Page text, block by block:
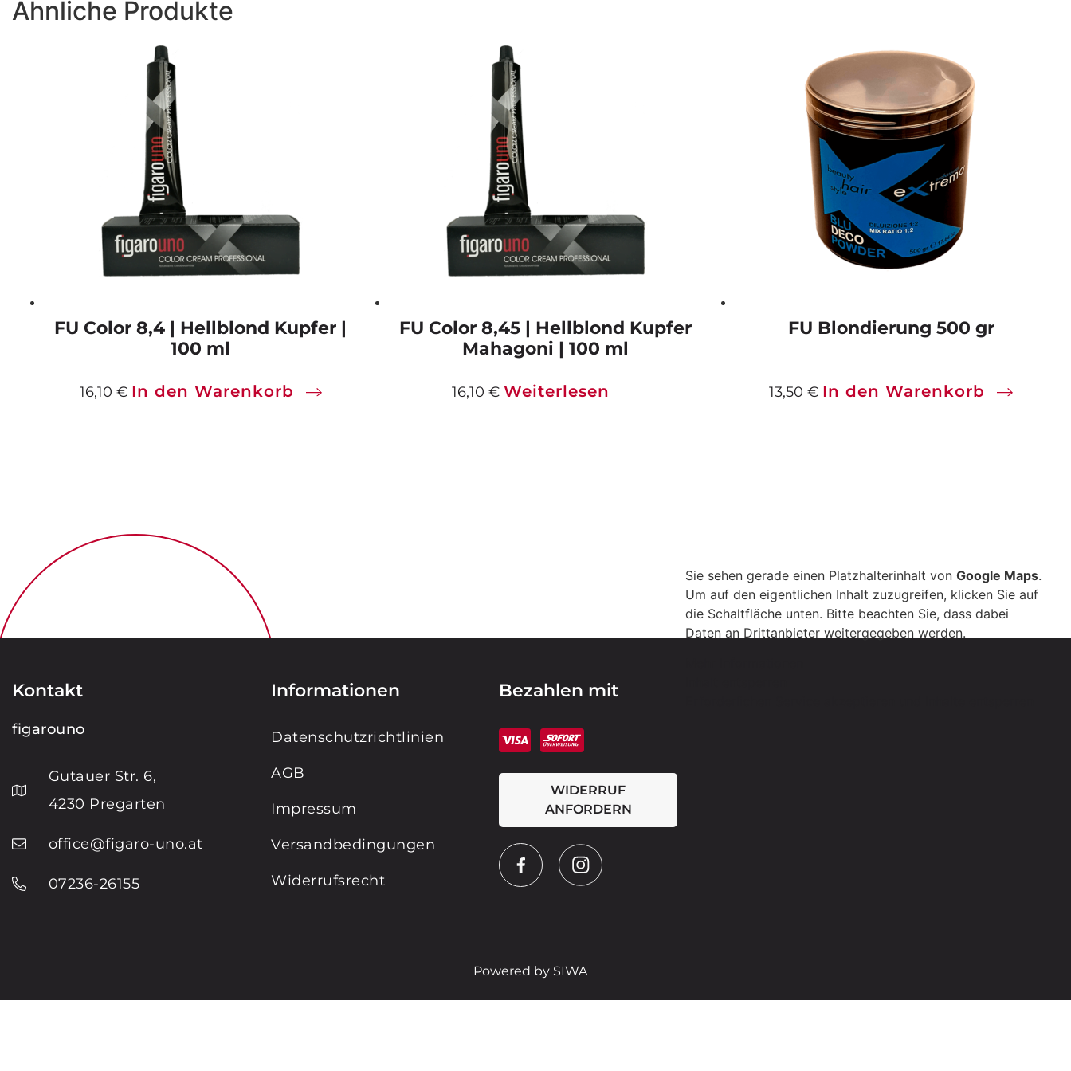
Ähnliche Produkte
FU Color 8,4 | Hellblond Kupfer |
100 ml
16,10 € In den Warenkorb
FU Color 8,45 | Hellblond Kupfer
Mahagoni | 100 ml
16,10 € Weiterlesen
FU Blondierung 500 gr
13,50€ In den Warenkorb
Kontakt
figarouno
Gutauer Str. 6,
4230 Pregarten
office@figaro-uno.at
07236-26155
Informationen
Datenschutzrichtlinien
AGB
Impressum
Versandbedingungen
Widerrufsrecht
Bezahlen mit
WIDERRUF
ANFORDERN
Sie sehen gerade einen Platzhalterinhalt von Google Maps.
Um auf den eigentlichen Inhalt zuzugreifen, klicken Sie auf
die Schaltfläche unten. Bitte beachten Sie, dass dabei
Daten an Drittanbieter weitergegeben werden.
Powered by SIWA